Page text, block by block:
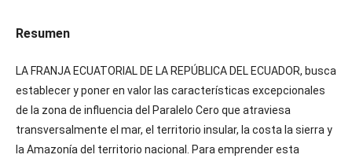
Resumen
LA FRANJA ECUATORIAL DE LA REPÚBLICA DEL ECUADOR, busca
establecer y poner en valor las características excepcionales
de la zona de influencia del Paralelo Cero que atraviesa
transversalmente el mar, el territorio insular, la costa la sierra y
la Amazonía del territorio nacional. Para emprender esta